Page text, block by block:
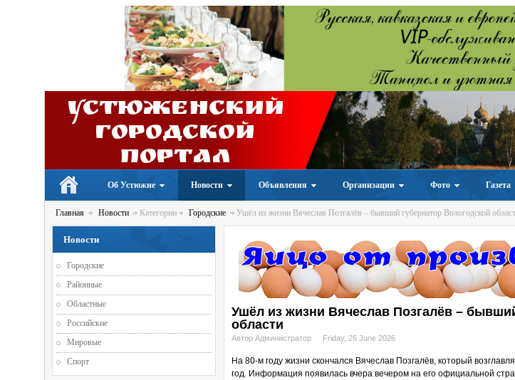
Устюженский
Городской
портал
Об Устюжне Новости Объявления Организации Фото Газета
Главная Новости Категории Городские Ушёл из жизни Вячеслав Позгалёв – бывший губернатор Вологодской
Ушёл из жизни Вячеслав Позгалёв –
области
Автор Администратор Friday, 26 June 2026
На 80-м году жизни скончался Вячеслав Позгалёв, который
год. Информация появилась вчера вечером на его официальной
Новости
Городские
Районные
Областные
Российские
Мировые
Спорт